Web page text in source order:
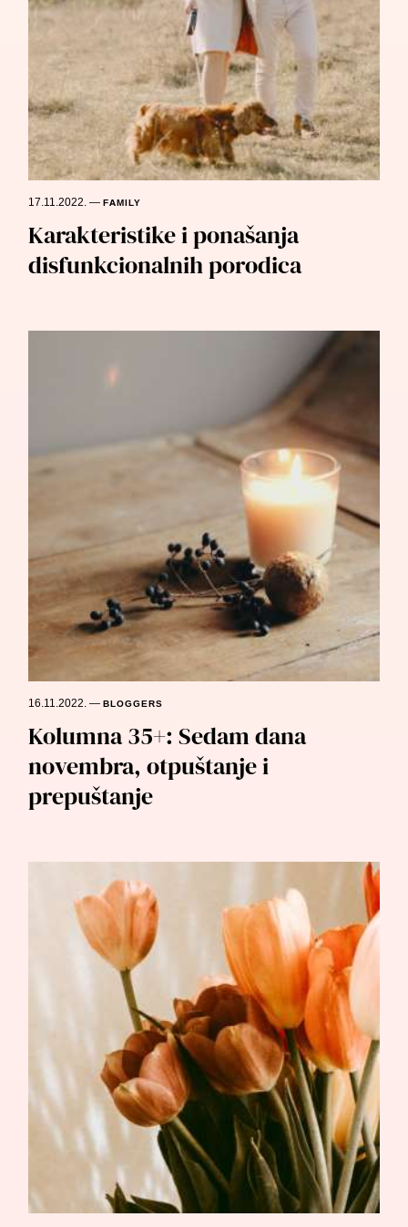
17.11.2022.—FAMILY
Karakteristike i ponašanja
disfunkcionalnih porodica
16.11.2022.—BLOGGERS
Kolumna 35+: Sedam dana
novembra, otpuštanje i
prepuštanje